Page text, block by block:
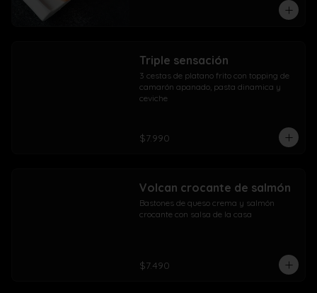
Triple sensación
3 cestas de platano frito con topping de
camarón apanado, pasta dinamica y
ceviche
$7.990
Volcan crocante de salmón
Bastones de queso crema y salmón
crocante con salsa de la casa
$7.490